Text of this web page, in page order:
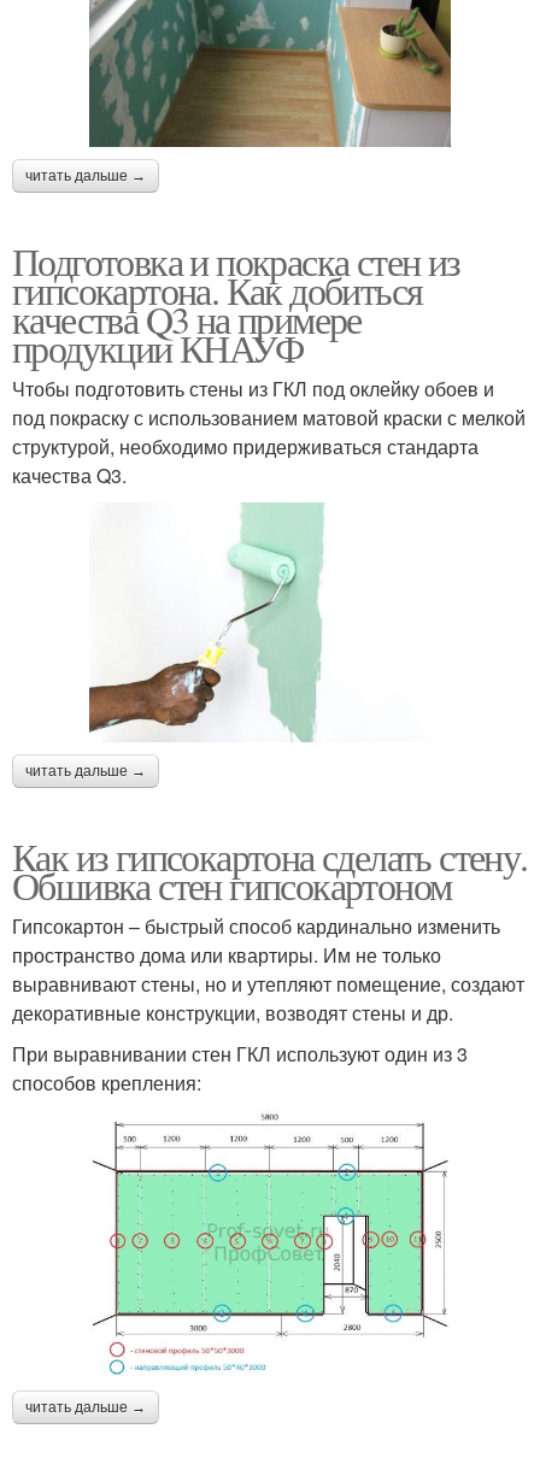
читать дальше →
Подготовка и покраска стен из
гипсокартона. Как добиться
качества Q3 на примере
продукции КНАУФ
Чтобы подготовить стены из ГКЛ под оклейку обоев и
под покраску с использованием матовой краски с мелкой
структурой, необходимо придерживаться стандарта
качества Q3.
читать дальше →
Как из гипсокартона сделать стену.
Обшивка стен гипсокартоном
Гипсокартон – быстрый способ кардинально изменить
пространство дома или квартиры. Им не только
выравнивают стены, но и утепляют помещение, создают
декоративные конструкции, возводят стены и др.
При выравнивании стен ГКЛ используют один из 3
способов крепления:
читать дальше →